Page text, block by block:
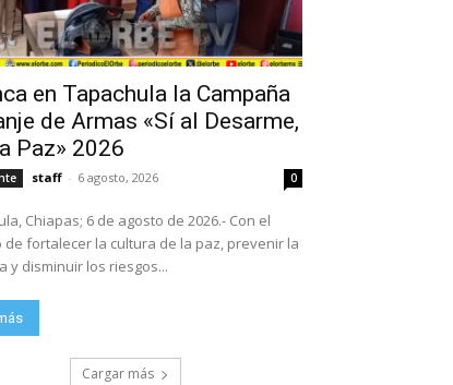
en Tapachula la Campaña
de Armas «Sí al Desarme,
Paz» 2026
staff - 6 agosto, 2026 0
Chiapas; 6 de agosto de 2026.- Con el
de fortalecer la cultura de la paz, prevenir la
y disminuir los riesgos...
Cargar más